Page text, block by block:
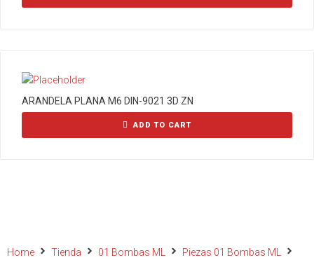
ARANDELA PLANA M6 DIN-9021 3D ZN
ADD TO CART
Home Tienda 01 Bombas ML
Piezas 01 Bombas ML